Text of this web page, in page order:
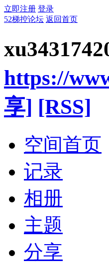
立即注册 登录
52梯控论坛 返回首页
https://
享] [RSS]
空间首页
记录
相册
主题
分享